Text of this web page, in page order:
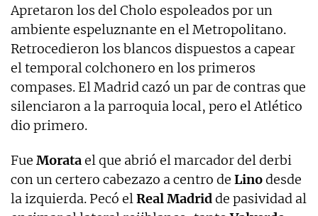
Apretaron los del Cholo espoleados por un
ambiente espeluznante en el Metropolitano.
Retrocedieron los blancos dispuestos a capear
el temporal colchonero en los primeros
compases. El Madrid cazó un par de contras que
silenciaron a la parroquia local, pero el Atlético
dio primero.
Fue Moratael que abrió el marcador del derbi
con un certero cabezazo a centro de Linodesde
la izquierda. Pecó elReal Madridde pasividad al